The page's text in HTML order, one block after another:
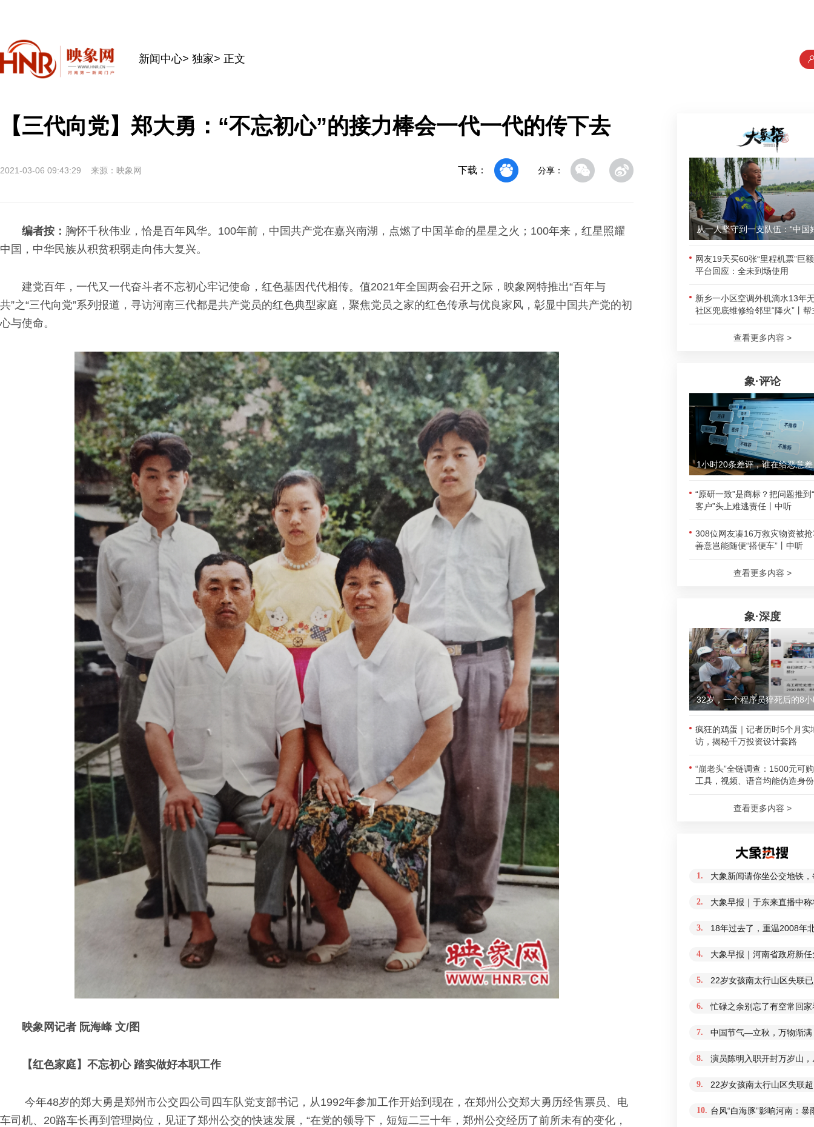
新闻中心> 独家> 正文
【三代向党】郑大勇：“不忘初心”的接力棒会一代一代的传下去
2021-03-06 09:43:29 来源：映象网 下载： 分享：
编者按： 胸怀千秋伟业，恰是百年风华。100年前，中国共产党在嘉兴南湖，点燃了中国革命的星星之火；100年来，红星照耀
中国，中华民族从积贫积弱走向伟大复兴。
建党百年，一代又一代奋斗者不忘初心牢记使命，红色基因代代相传。值2021年全国两会召开之际，映象网特推出“百年与
共”之“三代向党”系列报道，寻访河南三代都是共产党员的红色典型家庭，聚焦党员之家的红色传承与优良家风，彰显中国共产党的初
心与使命。
映象网记者 阮海峰 文/图
【红色家庭】不忘初心 踏实做好本职工作
今年48岁的郑大勇是郑州市公交四公司四车队党支部书记，从1992年参加工作开始到现在，在郑州公交郑大勇历经售票员、电
车司机、20路车长再到管理岗位，见证了郑州公交的快速发展，“在党的领导下，短短二三十年，郑州公交经历了前所未有的变化，
网友19天买60张“里程机票”巨
平台回应：全未到场使用
新乡一小区空调外机滴水13年
社区兜底维修给邻里“降火”丨帮
查看更多内容 >
象·评论
“原研一致”是商标？把问题推到
客户”头上难逃责任丨中听
308位网友凑16万救灾物资被
善意岂能随便“搭便车”丨中听
查看更多内容 >
象·深度
32岁，一个程序员猝死后的8
疯狂的鸡蛋｜记者历时5个月实
访，揭秘千万投资设计套路
“崩老头”全链调查：1500元可
工具，视频、语音均能伪造身份
查看更多内容 >
1. 大象新闻请你坐公交地铁
2. 大象早报｜于东来直播中
3. 18年过去了，重温2008年
4. 大象早报｜河南省政府新
5. 22岁女孩南太行山区失联
6. 忙碌之余别忘了有空常回家
7. 中国节气—立秋，万物渐满
8. 演员陈明入职开封万岁山，
9. 22岁女孩南太行山区失联
10. 台风“白海豚”影响河南：